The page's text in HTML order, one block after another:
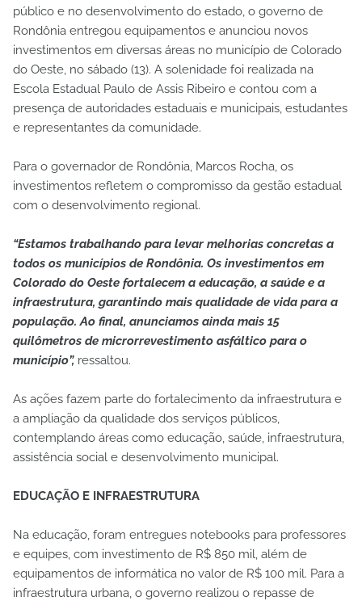
público e no desenvolvimento do estado, o governo de
Rondônia entregou equipamentos e anunciou novos
investimentos em diversas áreas no município de Colorado
do Oeste, no sábado (13). A solenidade foi realizada na
Escola Estadual Paulo de Assis Ribeiro e contou com a
presença de autoridades estaduais e municipais, estudantes
e representantes da comunidade.
Para o governador de Rondônia, Marcos Rocha, os
investimentos refletem o compromisso da gestão estadual
com o desenvolvimento regional.
“Estamos trabalhando para levar melhorias concretas a
todos os municípios de Rondônia. Os investimentos em
Colorado do Oeste fortalecem a educação, a saúde e a
infraestrutura, garantindo mais qualidade de vida para a
população. Ao final, anunciamos ainda mais 15
quilômetros de microrrevestimento asfáltico para o
município”, ressaltou.
As ações fazem parte do fortalecimento da infraestrutura e
a ampliação da qualidade dos serviços públicos,
contemplando áreas como educação, saúde, infraestrutura,
assistência social e desenvolvimento municipal.
EDUCAÇÃO E INFRAESTRUTURA
Na educação, foram entregues notebooks para professores
e equipes, com investimento de R$ 850 mil, além de
equipamentos de informática no valor de R$ 100 mil. Para a
infraestrutura urbana, o governo realizou o repasse de